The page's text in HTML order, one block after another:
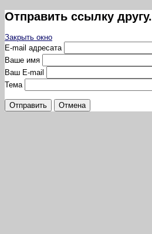
Отправить ссылку другу.
Закрыть окно
E-mail адресата
Ваше имя
Ваш E-mail
Тема
Отправить Отмена